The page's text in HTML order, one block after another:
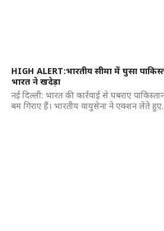
HIGH ALERT:भारतीय सीमा में घुसा
भारत ने खदेड़ा
नई दिल्ली: भारत की कार्रवाई से घबराए
बम गिराए हैं। भारतीय वायुसेना ने एक्शन लेते